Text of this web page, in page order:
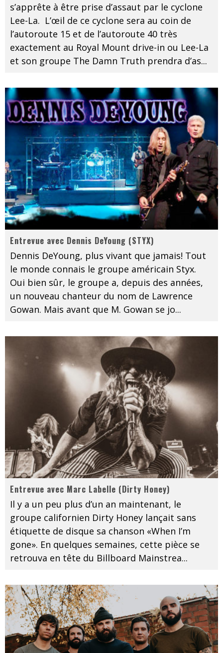
s’apprête à être prise d’assaut par le cyclone
Lee-La. L’œil de ce cyclone sera au coin de
l’autoroute 15 et de l’autoroute 40 très
exactement au Royal Mount drive-in ou Lee-La
et son groupe The Damn Truth prendra d’as...
Entrevue avec Dennis DeYoung (STYX)
Dennis DeYoung, plus vivant que jamais! Tout
le monde connais le groupe américain Styx.
Oui bien sûr, le groupe a, depuis des années,
un nouveau chanteur du nom de Lawrence
Gowan. Mais avant que M. Gowan se jo...
Entrevue avec Marc Labelle (Dirty Honey)
Il y a un peu plus d’un an maintenant, le
groupe californien Dirty Honey lançait sans
étiquette de disque sa chanson «When I’m
gone». En quelques semaines, cette pièce se
retrouva en tête du Billboard Mainstrea...